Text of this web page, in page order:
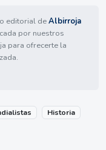
editorial deAlbirroja
por nuestros
para ofrecerte la
Historia